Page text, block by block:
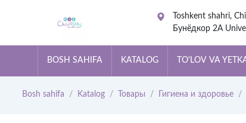
Toshkent shahri,
Бунёдкор 2А
BOSH SAHIFA KATALOG TO'LOV VA
Bosh sahifa Katalog Товары Гигиена и здоровье